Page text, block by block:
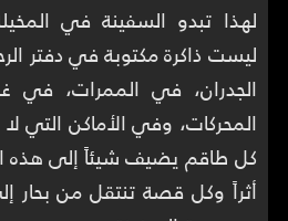
لهذا تبدو السفينة في
ليست ذاكرة مكتوبة في دفتر
الجدران، في الممرات، في
المحركات، وفي الأماكن التي لا
كل طاقم يضيف شيئاً إلى هذه
أثراً وكل قصة تنتقل من بحار